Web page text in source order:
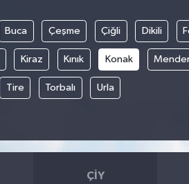
Buca Çeşme Çiğli Dikili
Kiraz Kınık Konak
Tire Torbalı Urla
ÇIY